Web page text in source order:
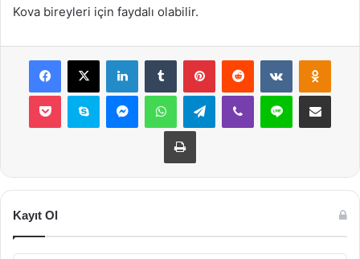
Kova bireyleri için faydalı olabilir.
Facebook
X LinkedInTumblr PinterestReddit VKontakte
Pocket Skype MessengerWhatsAppTelegramViber Line E-Posta ile
Yazdır
Kayıt Ol